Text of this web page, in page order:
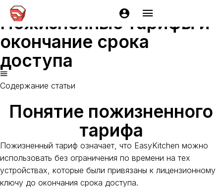
Главная EasyKitchen
Пожизненные тарифы и
окончание срока
доступа
Содержание статьи
Понятие пожизненного
тарифа
Пожизненный тариф означает, что EasyKitchen можно
использовать без ограничения по времени на тех
устройствах, которые были привязаны к лицензионному
ключу до окончания срока доступа.